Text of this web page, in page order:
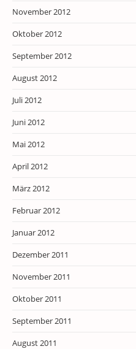
November 2012
Oktober 2012
September 2012
August 2012
Juli 2012
Juni 2012
Mai 2012
April 2012
März 2012
Februar 2012
Januar 2012
Dezember 2011
November 2011
Oktober 2011
September 2011
August 2011